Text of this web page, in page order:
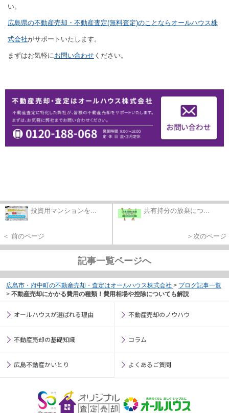
い。
広島県の不動産売却・不動産査定(無料査定)のことならオールハウス株
式会社がサポートいたします。
まずはお気軽に お問い合わせ ください。
投資用マンションを...
＜ 前のページ
共有持分の放棄につ...
＞次のページ
記事一覧ページへ
広島市・府中町の不動産売却・査定はオールハウス株式会社 > ブログ記事一覧
> 不動産売却にかかる費用の種類！費用相場や控除についても解説
オールハウスが選ばれる理由 不動産売却のノウハウ
不動産売却の基礎知識 コラム
広島不動産かいとり よくあるご質問